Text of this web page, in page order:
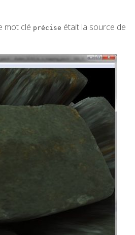
mot clé précise était la source de